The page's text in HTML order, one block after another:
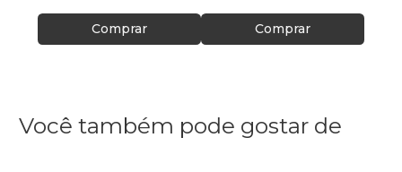
Comprar Comprar
Você também pode gostar de